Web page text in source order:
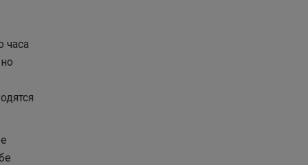
часа